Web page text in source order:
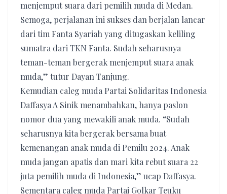
menjemput suara dari pemilih muda di Medan.
Semoga, perjalanan ini sukses dan berjalan lancar
dari tim Fanta Syariah yang ditugaskan keliling
sumatra dari TKN Fanta. Sudah seharusnya
teman-teman bergerak menjemput suara anak
muda,” tutur Dayan Tanjung.
Kemudian caleg muda Partai Solidaritas Indonesia
Daffasya A Sinik menambahkan, hanya paslon
nomor dua yang mewakili anak muda. “Sudah
seharusnya kita bergerak bersama buat
kemenangan anak muda di Pemilu 2024. Anak
muda jangan apatis dan mari kita rebut suara 22
juta pemilih muda di Indonesia,” ucap Daffasya.
Sementara caleg muda Partai Golkar Teuku